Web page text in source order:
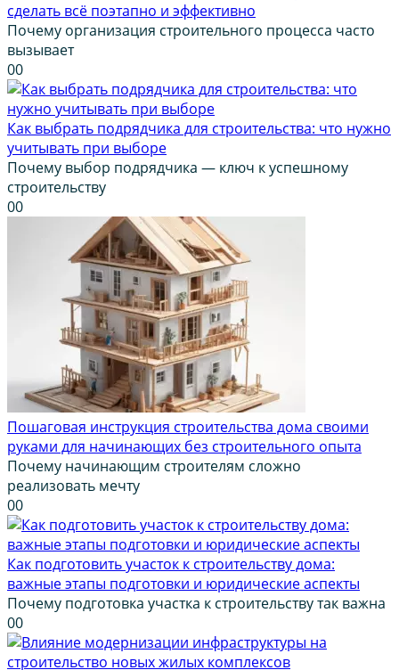
сделать всё поэтапно и эффективно
Почему организация строительного процесса часто
вызывает
00
Как выбрать подрядчика для строительства: что нужно
учитывать при выборе
Почему выбор подрядчика — ключ к успешному
строительству
00
Пошаговая инструкция строительства дома своими
руками для начинающих без строительного опыта
Почему начинающим строителям сложно
реализовать мечту
00
Как подготовить участок к строительству дома:
важные этапы подготовки и юридические аспекты
Почему подготовка участка к строительству так важна
00